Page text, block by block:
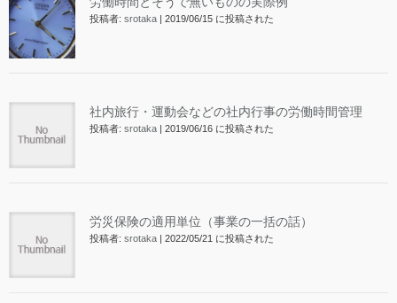
投稿者: srotaka | 2019/06/15 に投稿された
社内旅行・運動会などの社内行事の労働時間管理
投稿者: srotaka | 2019/06/16 に投稿された
労災保険の適用単位（事業の一括の話）
投稿者: srotaka | 2022/05/21 に投稿された